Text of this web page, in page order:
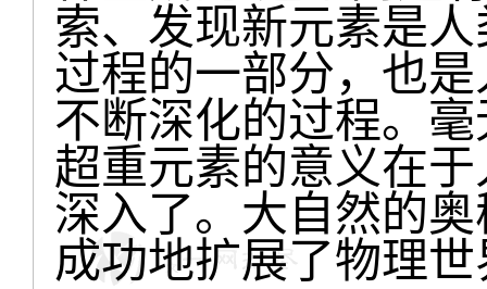
索、发现新元素是
过程的一部分，也
不断深化的过程。
超重元素的意义在
深入了。大自然的
成功地扩展了物理